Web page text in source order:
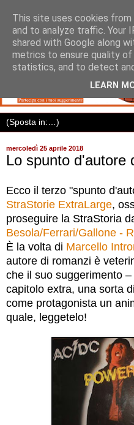
mercoledì 25 aprile 2018
Lo spunto d'autore
Ecco il terzo "spunto
StraStorie ExtraLarge,
proseguire la StraStoria
Besola/Ferrari/Gallone -
È la volta di Marcello
autore di romanzi è
che il suo suggerimento
capitolo extra, una sorta
come protagonista un
quale, leggetelo!
This site uses cookies
and to analyze traffic. Your
shared with Google along
metrics to ensure quality of
statistics, and to detect
LEARN